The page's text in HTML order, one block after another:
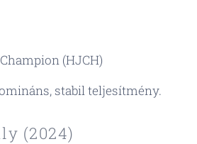
(HJCH)
stabil teljesítmény.
(2024)